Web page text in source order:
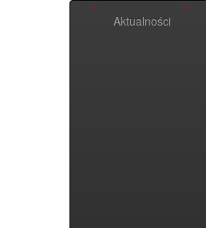
Aktualności